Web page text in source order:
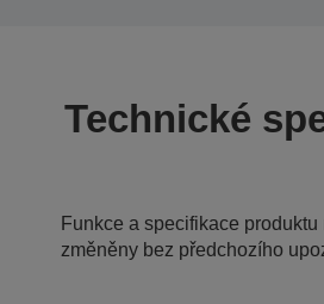
Technické
Funkce a specifikace produktu
změněny bez předchozího